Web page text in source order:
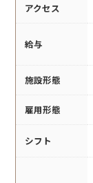
アクセス
給与
施設形態
雇用形態
シフト